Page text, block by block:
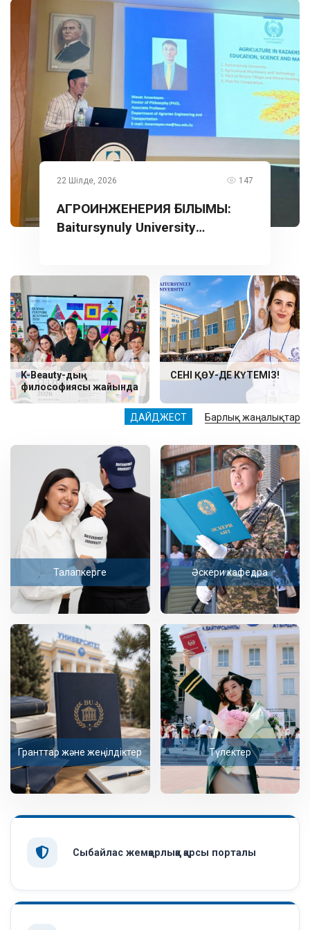
ДАЙДЖЕСТ Барлық жаңалықтар
22 Шілде, 2026 147
АГРОИНЖЕНЕРИЯ ҒЫЛЫМЫ:
Baitursynuly University
K-Beauty-дың
философиясы жайында
СЕНІ ҚӨУ-ДЕ КҮТЕМІЗ!
Талапкерге Әскери кафедра
Гранттар және жеңілдіктер Түлектер
Сыбайлас жемқорлыққа қарсы порталы